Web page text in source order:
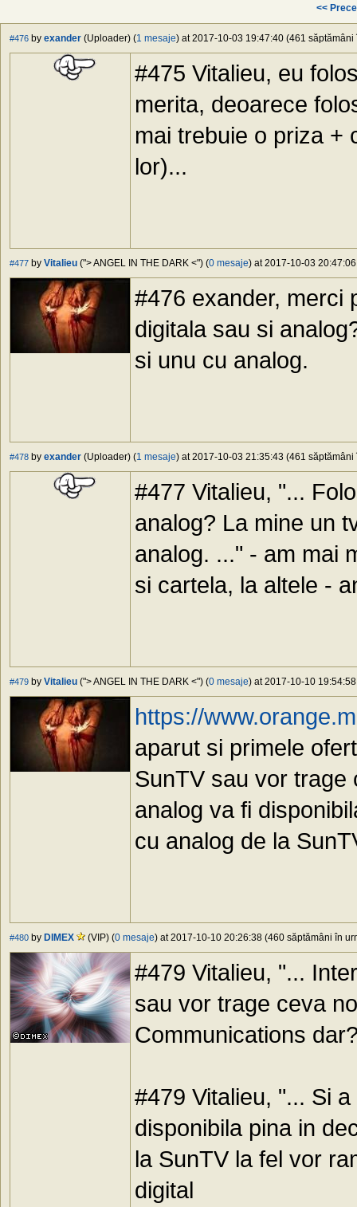
<<
#476 by exander (Uploader) (1 mesaje) at 2017-10-03 19:47:40 (461 săptămâni
#475 Vitalieu, eu
merita, deoarece
mai trebuie o priza +
lor)...
#477 by Vitalieu ("> ANGEL IN THE DARK <") (0 mesaje) at 2017-10-03
#476 exander, merci
digitala sau si
si unu cu analog.
#478 by exander (Uploader) (1 mesaje) at 2017-10-03 21:35:43 (461 săptămâni
#477 Vitalieu, "...
analog? La mine un
analog. ..." - am mai
si cartela, la altele -
#479 by Vitalieu ("> ANGEL IN THE DARK <") (0 mesaje) at 2017-10-10
https://
aparut si primele
SunTV sau vor trage
analog va fi
cu analog de la
#480 by DIMEX (VIP) (0 mesaje) at 2017-10-10 20:26:38 (460 săptămâni în
#479 Vitalieu, "...
sau vor trage ceva
Communications
#479 Vitalieu, "... Si
disponibila pina in
la SunTV la fel vor
digital